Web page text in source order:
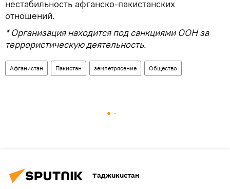
нестабильность афганско-пакистанских
отношений.
* Организация находится под санкциями ООН за
террористическую деятельность.
Афганистан Пакистан землетрясение Общество
Таджикистан